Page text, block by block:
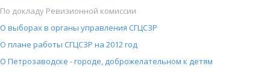
По докладу Ревизионной комиссии
О выборах в органы управления СГЦСЗР
О плане работы СГЦСЗР на 2012 год
О Петрозаводске - городе, доброжелательном к детям